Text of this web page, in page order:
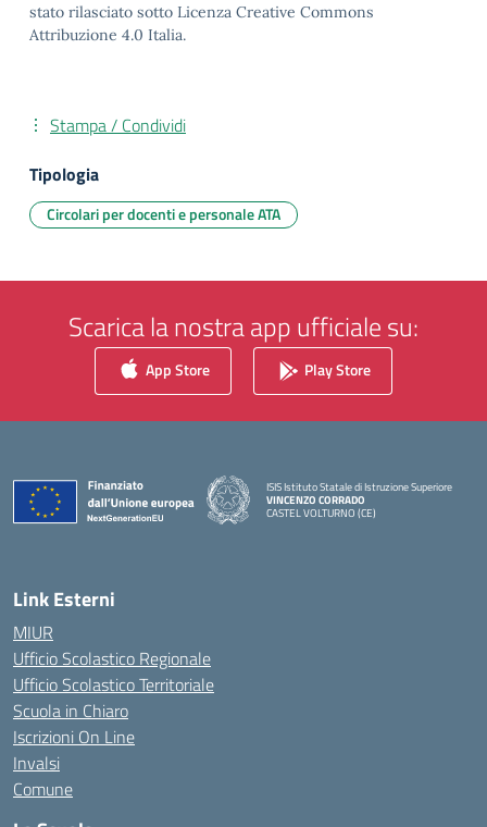
stato rilasciato sotto Licenza Creative Commons
Attribuzione 4.0 Italia.
Stampa / Condividi
Tipologia
Circolari per docenti e personale ATA
Scarica la nostra app ufficiale su:
App Store Play Store
ISIS Istituto Statale di Istruzione Superiore
VINCENZO CORRADO
CASTEL VOLTURNO (CE)
Link Esterni
MIUR
Ufficio Scolastico Regionale
Ufficio Scolastico Territoriale
Scuola in Chiaro
Iscrizioni On Line
Invalsi
Comune